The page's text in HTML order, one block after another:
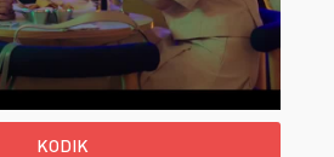
KODIK